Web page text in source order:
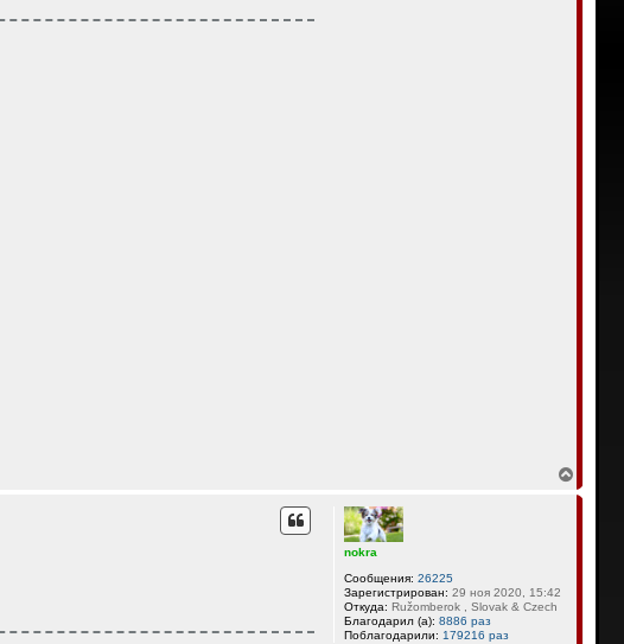
е
nokra
Сообщения: 26225
Зарегистрирован: 29 ноя 2020, 15:42
Откуда: Ružomberok , Slovak & Czech
Благодарил (а): 8886 раз
Поблагодарили: 179216 раз